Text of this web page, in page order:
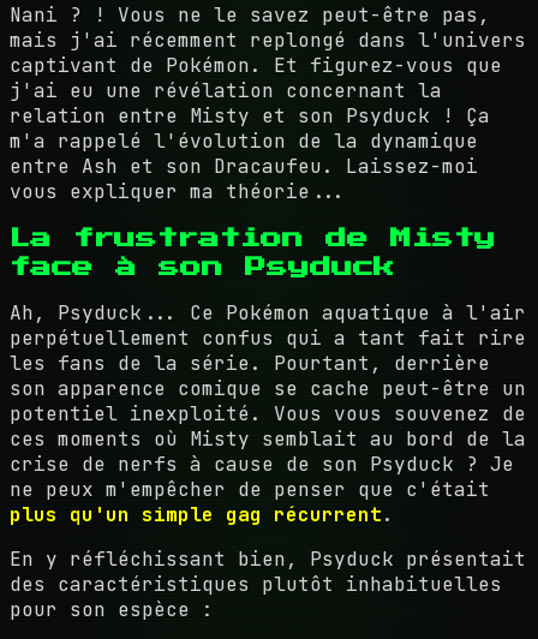
Nani ? ! Vous ne le savez peut-être pas,
mais j'ai récemment replongé dans l'univers
captivant de Pokémon. Et figurez-vous que
j'ai eu une révélation concernant la
relation entre Misty et son Psyduck ! Ça
m'a rappelé l'évolution de la dynamique
entre Ash et son Dracaufeu. Laissez-moi
vous expliquer ma théorie...
La frustration de Misty
face à son Psyduck
Ah, Psyduck... Ce Pokémon aquatique à l'air
perpétuellement confus qui a tant fait rire
les fans de la série. Pourtant, derrière
son apparence comique se cache peut-être un
potentiel inexploité. Vous vous souvenez de
ces moments où Misty semblait au bord de la
crise de nerfs à cause de son Psyduck ? Je
ne peux m'empêcher de penser que c'était
plus qu'un simple gag récurrent.
En y réfléchissant bien, Psyduck présentait
des caractéristiques plutôt inhabituelles
pour son espèce :